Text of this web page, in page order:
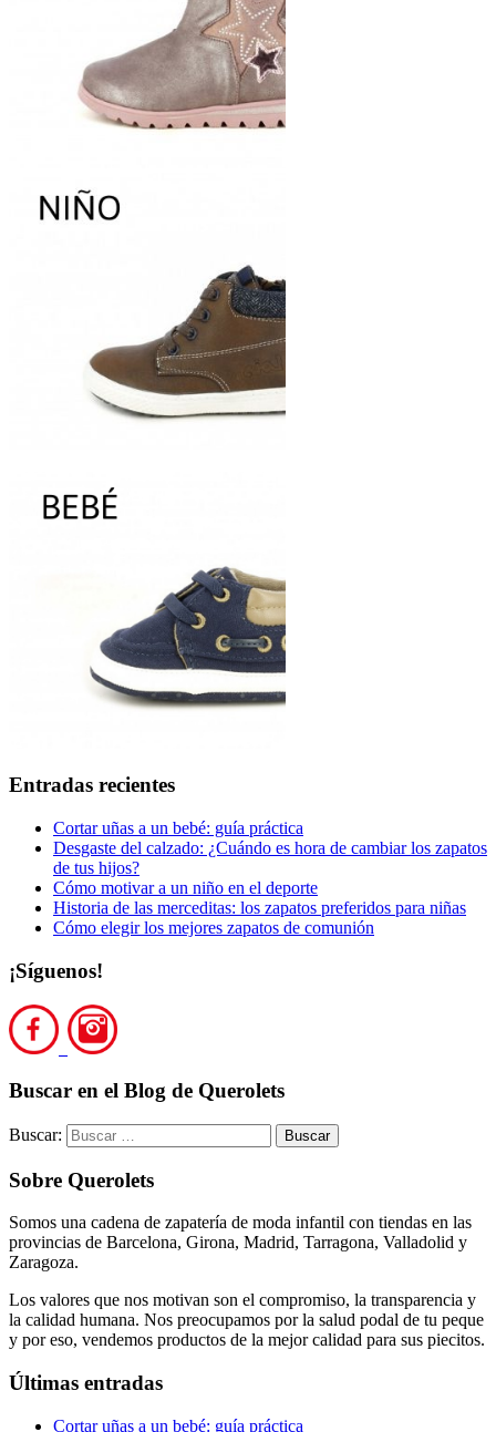
Entradas recientes
Cortar uñas a un bebé: guía práctica
Desgaste del calzado: ¿Cuándo es hora de cambiar los zapatos
de tus hijos?
Cómo motivar a un niño en el deporte
Historia de las merceditas: los zapatos preferidos para niñas
Cómo elegir los mejores zapatos de comunión
¡Síguenos!
Buscar en el Blog de Querolets
Buscar:
Sobre Querolets
Somos una cadena de zapatería de moda infantil con tiendas en las
provincias de Barcelona, Girona, Madrid, Tarragona, Valladolid y
Zaragoza.
Los valores que nos motivan son el compromiso, la transparencia y
la calidad humana. Nos preocupamos por la salud podal de tu peque
y por eso, vendemos productos de la mejor calidad para sus piecitos.
Últimas entradas
Cortar uñas a un bebé: guía práctica